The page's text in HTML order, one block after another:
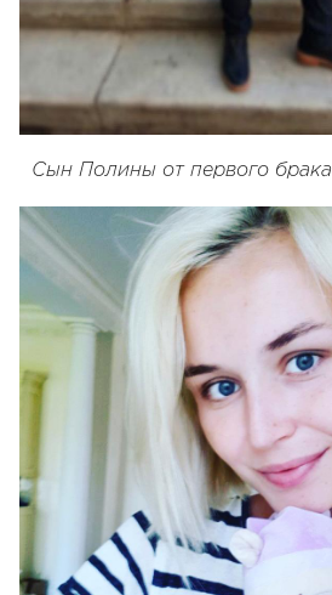
Сын Полины от первого брака